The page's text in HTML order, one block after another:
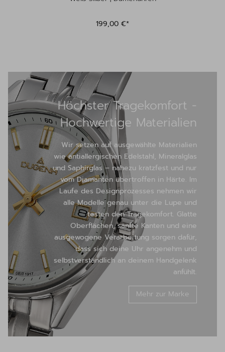
199,00 €*
Höchster Tragekomfort -
Hochwertige Materialien
Wir setzen auf ausgewählte Materialien
wie antiallergischen Edelstahl, Mineralglas
und Saphirglas – nahezu kratzfest und nur
vom Diamanten übertroffen in Härte. Im
Laufe des Designprozesses nehmen wir
alle Modelle genau unter die Lupe und
testen den Tragekomfort. Glatte
Oberflächen, sanfte Kanten und eine
ausgewogene Verarbeitung sorgen dafür,
dass sich deine Uhr angenehm und
selbstverständlich an deinem Handgelenk
anfühlt.
Mehr zur Marke